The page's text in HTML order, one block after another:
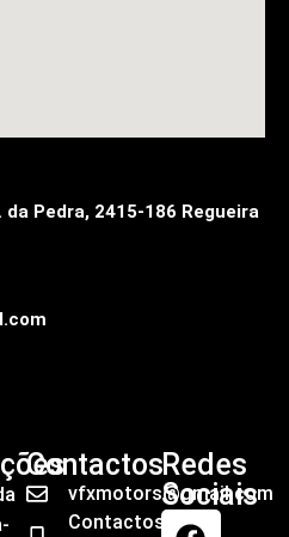
da Pedra, 2415-186 Regueira
Contactos
vfxmotors@gmail.com
Contactos
Redes
Sociais